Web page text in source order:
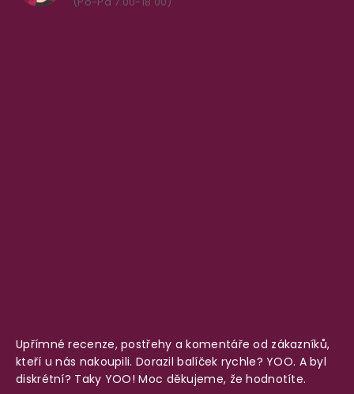
Upřímné recenze, postřehy a komentáře od zákazníků,
kteří u nás nakoupili. Dorazil balíček rychle? YOO. A byl
diskrétní? Taky YOO! Moc děkujeme, že hodnotíte.